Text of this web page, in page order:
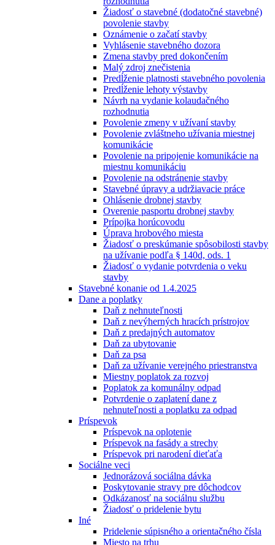
Žiadosť o stavebné (dodatočné stavebné)
povolenie stavby
Oznámenie o začatí stavby
Vyhlásenie stavebného dozora
Zmena stavby pred dokončením
Malý zdroj znečistenia
Predĺženie platnosti stavebného povolenia
Predĺženie lehoty výstavby
Návrh na vydanie kolaudačného
rozhodnutia
Povolenie zmeny v užívaní stavby
Povolenie zvláštneho užívania miestnej
komunikácie
Povolenie na pripojenie komunikácie na
miestnu komunikáciu
Povolenie na odstránenie stavby
Stavebné úpravy a udržiavacie práce
Ohlásenie drobnej stavby
Overenie pasportu drobnej stavby
Prípojka horúcovodu
Úprava hrobového miesta
Žiadosť o preskúmanie spôsobilosti stavby
na užívanie podľa § 140d, ods. 1
Žiadosť o vydanie potvrdenia o veku
stavby
Stavebné konanie od 1.4.2025
Dane a poplatky
Daň z nehnuteľnosti
Daň z nevýherných hracích prístrojov
Daň z predajných automatov
Daň za ubytovanie
Daň za psa
Daň za užívanie verejného priestranstva
Miestny poplatok za rozvoj
Poplatok za komunálny odpad
Potvrdenie o zaplatení dane z
nehnuteľnosti a poplatku za odpad
Príspevok
Príspevok na oplotenie
Príspevok na fasády a strechy
Príspevok pri narodení dieťaťa
Sociálne veci
Jednorázová sociálna dávka
Poskytovanie stravy pre dôchodcov
Odkázanosť na sociálnu službu
Žiadosť o pridelenie bytu
Iné
Pridelenie súpisného a orientačného čísla
Miesto na trhu